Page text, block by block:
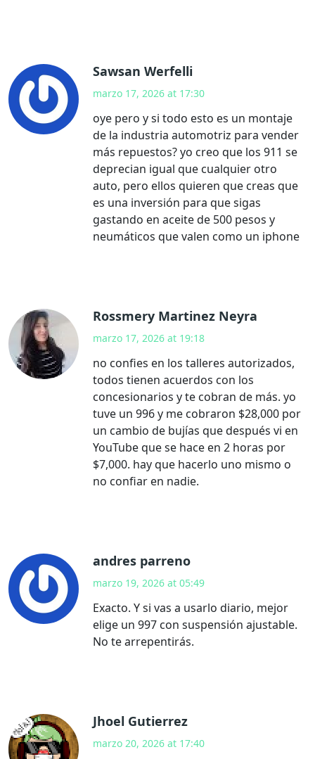
Sawsan Werfelli
marzo 17, 2026 at 17:30
oye pero y si todo esto es un montaje
de la industria automotriz para vender
más repuestos? yo creo que los 911 se
deprecian igual que cualquier otro
auto, pero ellos quieren que creas que
es una inversión para que sigas
gastando en aceite de 500 pesos y
neumáticos que valen como un iphone
Rossmery Martinez Neyra
marzo 17, 2026 at 19:18
no confies en los talleres autorizados,
todos tienen acuerdos con los
concesionarios y te cobran de más. yo
tuve un 996 y me cobraron $28,000 por
un cambio de bujías que después vi en
YouTube que se hace en 2 horas por
$7,000. hay que hacerlo uno mismo o
no confiar en nadie.
andres parreno
marzo 19, 2026 at 05:49
Exacto. Y si vas a usarlo diario, mejor
elige un 997 con suspensión ajustable.
No te arrepentirás.
Jhoel Gutierrez
marzo 20, 2026 at 17:40